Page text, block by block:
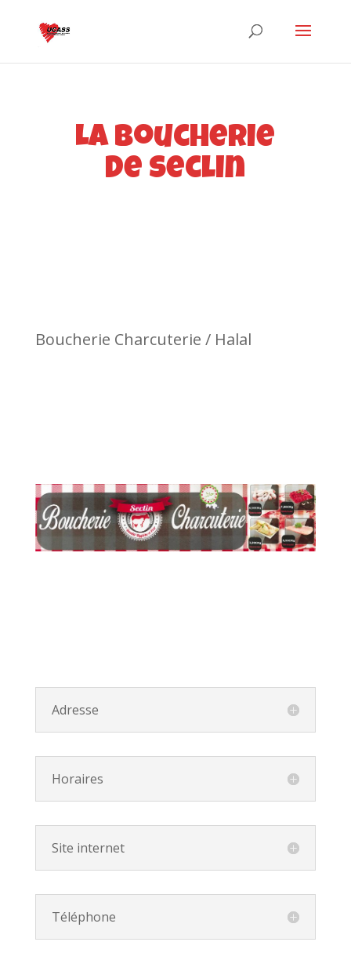
La boucherie
de seclin
Boucherie Charcuterie / Halal
Adresse
Horaires
Site internet
Téléphone